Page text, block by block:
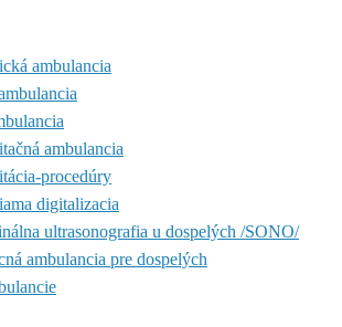
ambulancia
ambulancia
procedúry
digitalizacia
ultrasonografia u dospelých /SONO/
ambulancia pre dospelých